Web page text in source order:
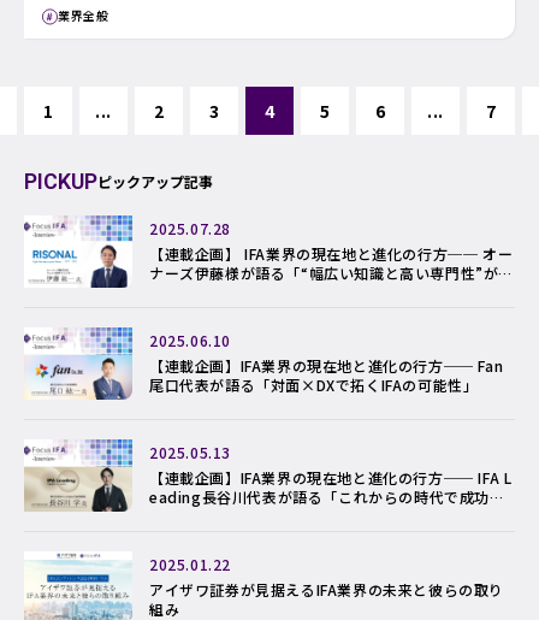
業界全般
1 ... 2 3 4 5 6 ... 7
PICKUPピックアップ記事
2025.07.28
【連載企画】 IFA業界の現在地と進化の行方── オー
ナーズ伊藤様が語る「“幅広い知識と高い専門性”がIF
2025.06.10
【連載企画】IFA業界の現在地と進化の行方── Fan
尾口代表が語る「対面×DXで拓くIFAの可能性」
2025.05.13
【連載企画】IFA業界の現在地と進化の行方── IFA L
eading長谷川代表が語る「これからの時代で成功す
2025.01.22
アイザワ証券が見据えるIFA業界の未来と彼らの取り
組み